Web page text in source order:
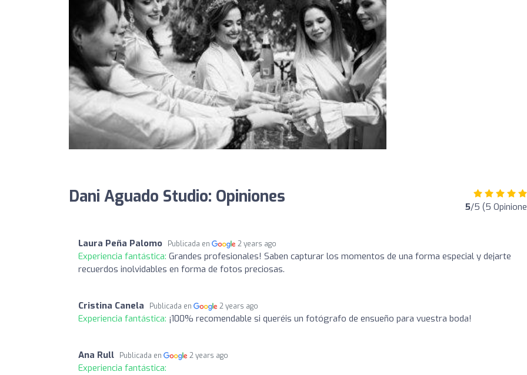
Dani Aguado Studio: Opiniones 5/5 (5
Laura Peña Palomo Publicada en 2 years ago
Experiencia fantástica: Grandes profesionales! Saben capturar los momentos de una forma especial y dejarte
recuerdos inolvidables en forma de fotos preciosas.
Cristina Canela Publicada en 2 years ago
Experiencia fantástica: ¡100% recomendable si queréis un fotógrafo de ensueño para vuestra boda!
Ana Rull Publicada en 2 years ago
Experiencia fantástica: